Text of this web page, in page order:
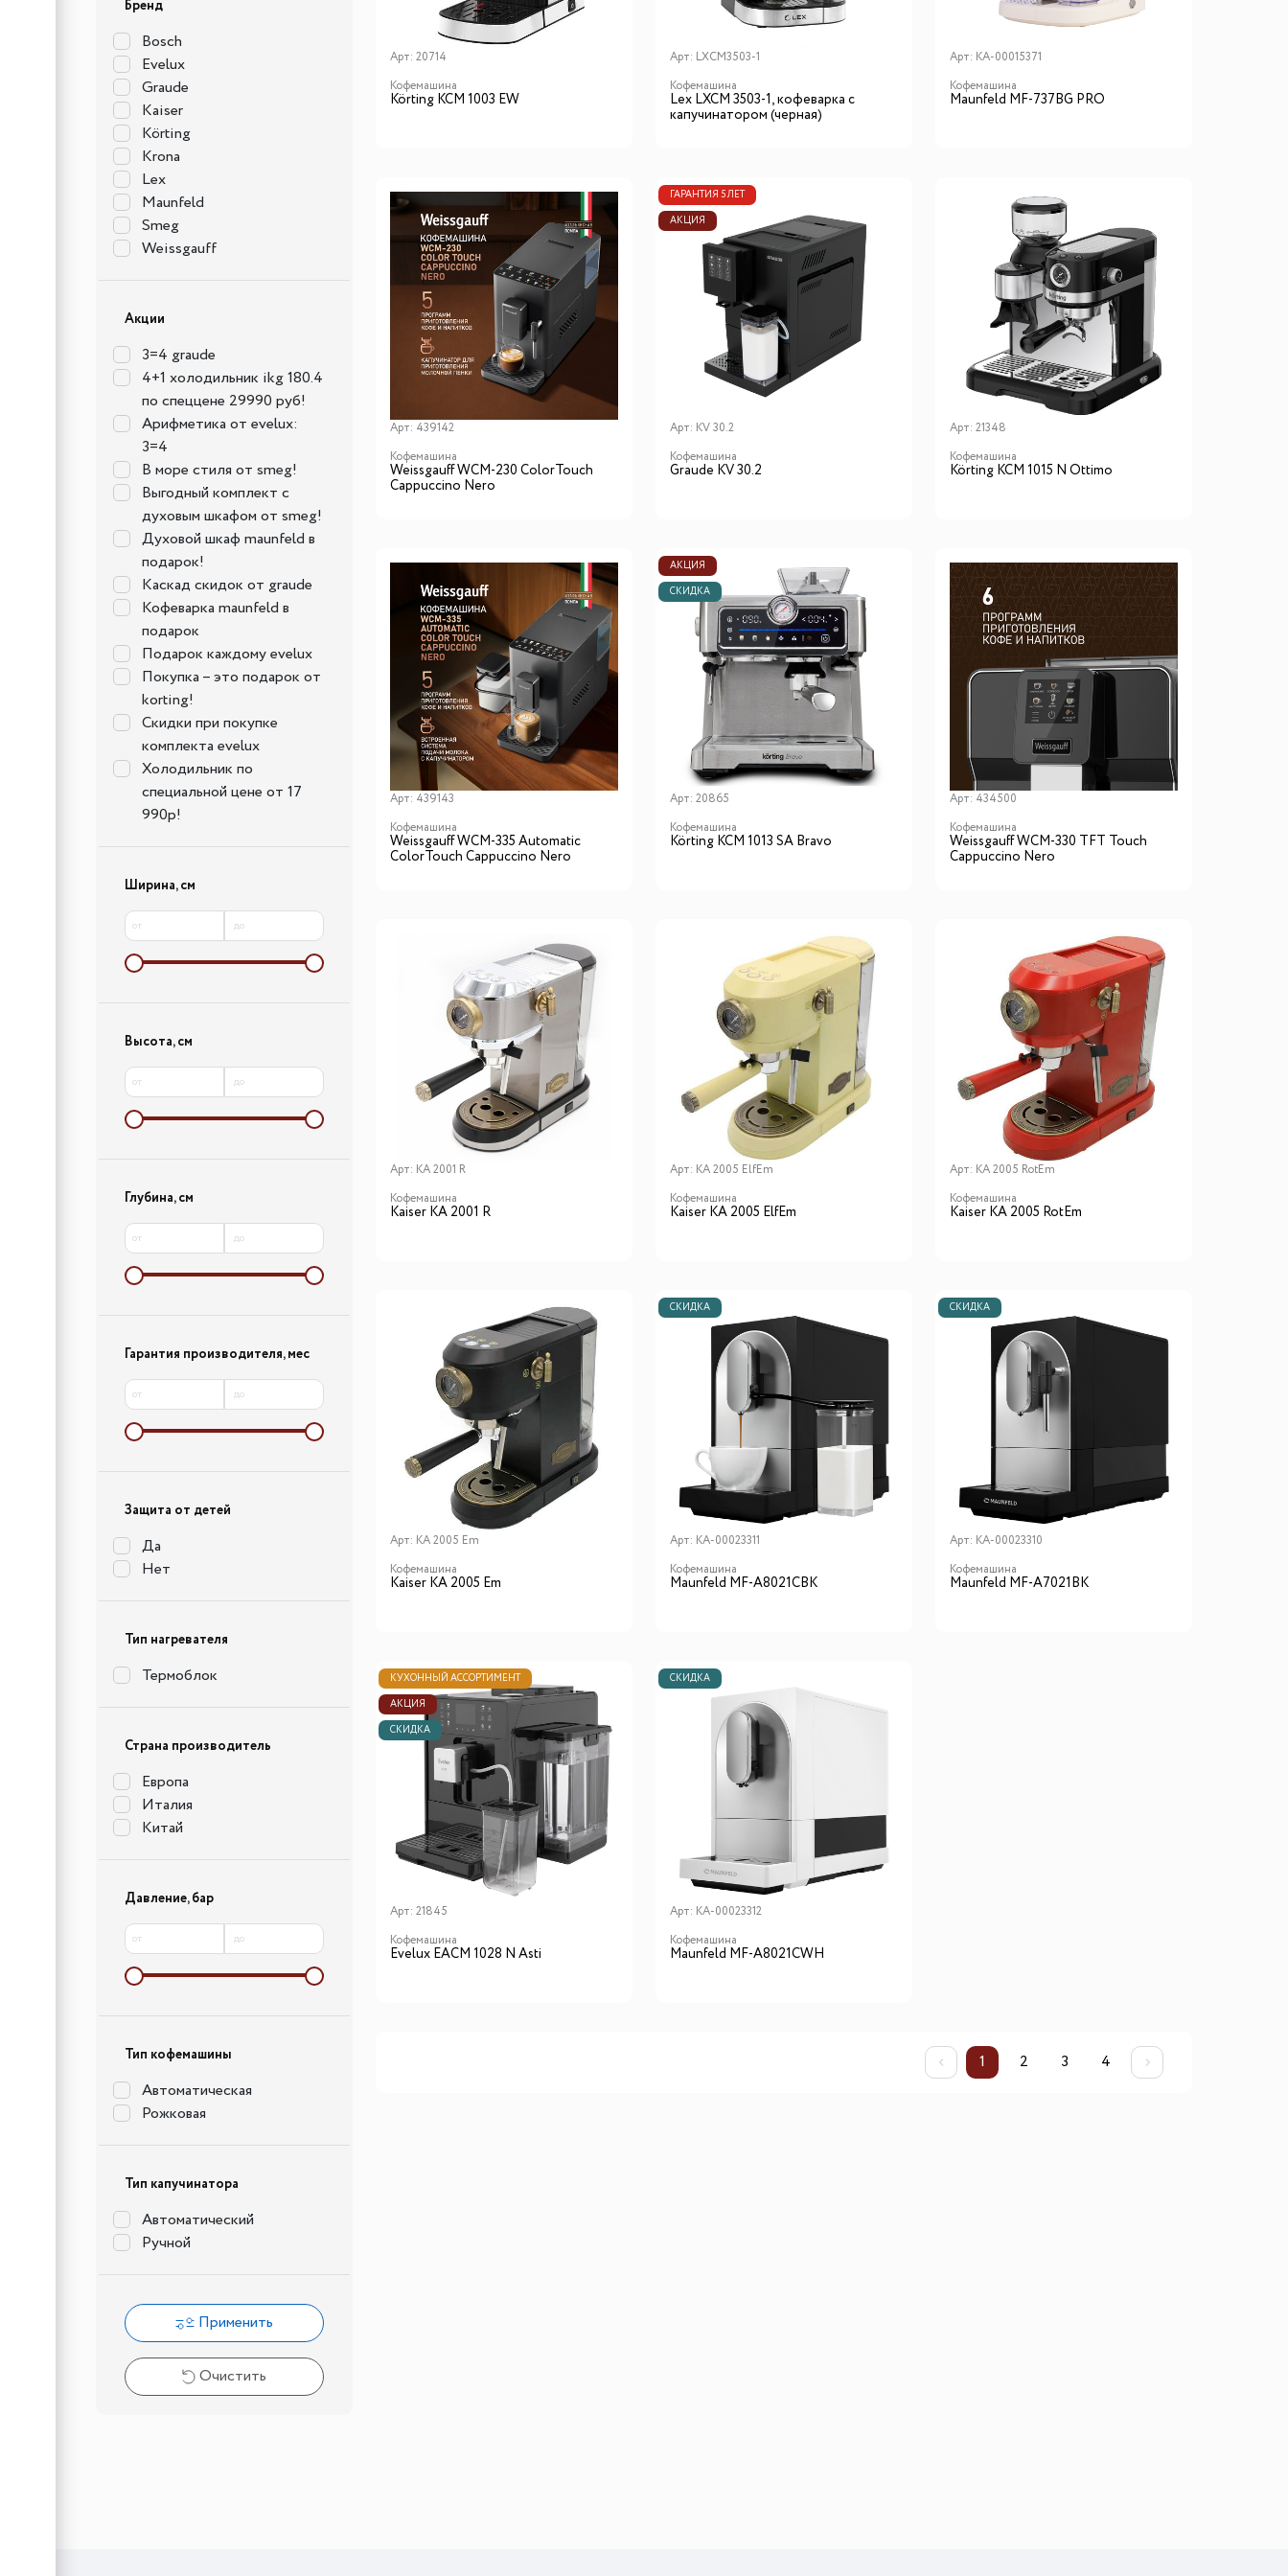
Бренд
Bosch
Evelux
Graude
Kaiser
Körting
Krona
Lex
Maunfeld
Smeg
Weissgauff
Акции
3=4 graude
4+1 холодильник ikg 180.4
по спеццене 29990 руб!
Арифметика от evelux:
3=4
В море стиля от smeg!
Выгодный комплект с
духовым шкафом от smeg!
Духовой шкаф maunfeld в
подарок!
Каскад скидок от graude
Кофеварка maunfeld в
подарок
Подарок каждому evelux
Покупка – это подарок от
korting!
Скидки при покупке
комплекта evelux
Холодильник по
специальной цене от 17
990р!
Ширина, см
от до
Высота, см
от до
Глубина, см
от до
Гарантия производителя, мес
от до
Защита от детей
Да
Нет
Тип нагревателя
Термоблок
Страна производитель
Европа
Италия
Китай
Давление, бар
от до
Тип кофемашины
Автоматическая
Рожковая
Тип капучинатора
Автоматический
Ручной
Применить
Очистить
Арт: 20714
Кофемашина
Körting KCM 1003 EW
Арт: LXCM3503-1
Кофемашина
Lex LXCM 3503-1, кофеварка с
капучинатором (черная)
Арт: КА-00015371
Кофемашина
Maunfeld MF-737BG PRO
Арт: 439142
Кофемашина
Weissgauff WCM-230 ColorTouch
Cappuccino Nero
ГАРАНТИЯ 5 ЛЕТ
АКЦИЯ
Арт: KV 30.2
Кофемашина
Graude KV 30.2
Арт: 21348
Кофемашина
Körting KCM 1015 N Ottimo
Арт: 439143
Кофемашина
Weissgauff WCM-335 Automatic
ColorTouch Cappuccino Nero
АКЦИЯ
СКИДКА
Арт: 20865
Кофемашина
Körting KCM 1013 SA Bravo
Арт: 434500
Кофемашина
Weissgauff WCM-330 TFT Touch
Cappuccino Nero
Арт: KA 2001 R
Кофемашина
Kaiser KA 2001 R
Арт: KA 2005 ElfEm
Кофемашина
Kaiser KA 2005 ElfEm
Арт: KA 2005 RotEm
Кофемашина
Kaiser KA 2005 RotEm
Арт: KA 2005 Em
Кофемашина
Kaiser KA 2005 Em
СКИДКА
Арт: КА-00023311
Кофемашина
Maunfeld MF-A8021CBK
СКИДКА
Арт: КА-00023310
Кофемашина
Maunfeld MF-A7021BK
КУХОННЫЙ АССОРТИМЕНТ
АКЦИЯ
СКИДКА
Арт: 21845
Кофемашина
Evelux EACM 1028 N Asti
СКИДКА
Арт: КА-00023312
Кофемашина
Maunfeld MF-A8021CWH
1 2 3 4